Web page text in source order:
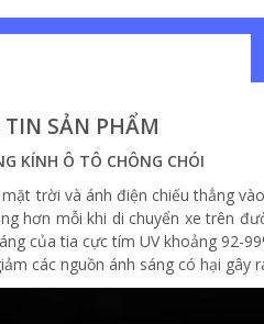
SẢN PHẨM
KÍNH Ô TÔ CHÔNG CHÓI
mặt trời và ánh điện chiếu thẳng
hơn mỗi khi di chuyển xe trên
của tia cực tím UV khoảng 92-
các nguồn ánh sáng có hại